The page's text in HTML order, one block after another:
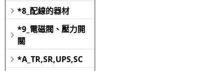
*8_配線的器材
*9_電磁閥、壓力開
關
*A_TR,SR,UPS,SC